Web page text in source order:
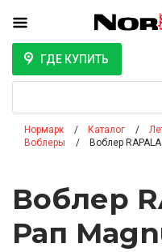
ГДЕ КУПИТЬ
Нормарк Каталог
Воблеры
Воблер
Воблер
Рап